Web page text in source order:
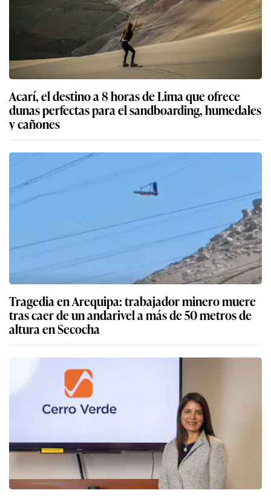
Acarí, el destino a 8 horas de Lima que ofrece
dunas perfectas para el sandboarding, humedales
y cañones
Tragedia en Arequipa: trabajador minero muere
tras caer de un andarivel a más de 50 metros de
altura en Secocha